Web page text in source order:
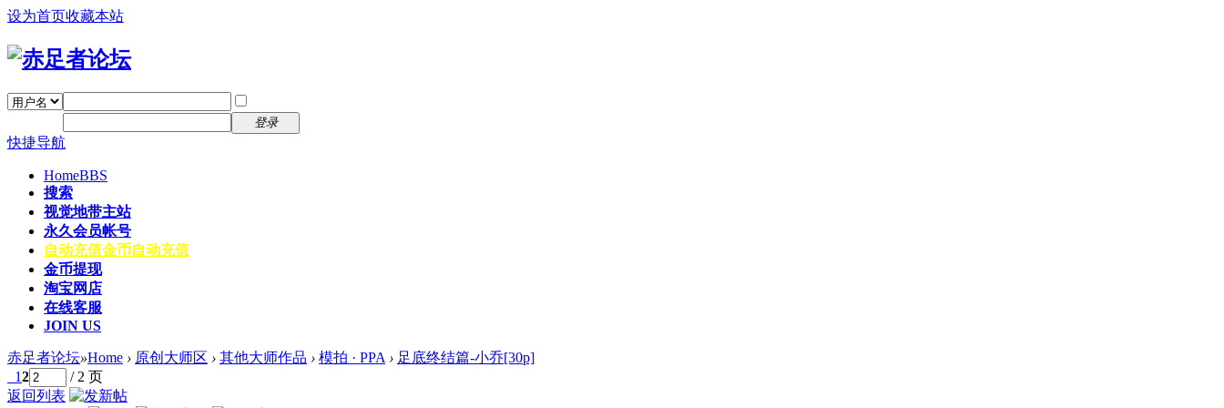
设为首页收藏本站
登录
快捷导航
HomeBBS
搜索
视觉地带主站
永久会员帐号
自动充值金币自动充值
金币提现
淘宝网店
在线客服
JOIN US
赤足者论坛»Home › 原创大师区 › 其他大师作品 › 模拍 · PPA › 足底终结篇-小乔[30p]
12
/ 2 页
返回列表